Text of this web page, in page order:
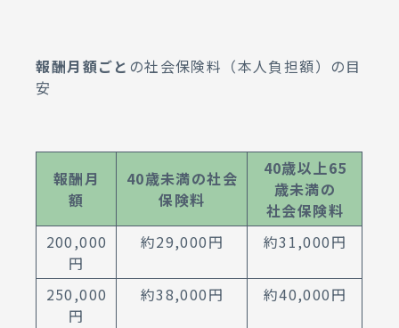
報酬月額ごと の社会保険料（本人負担額）の目
安
報酬月
額
40歳未満の社会
保険料
40歳以上65
歳未満の
社会保険料
200,000
円
約29,000円 約31,000円
250,000
円
約38,000円 約40,000円